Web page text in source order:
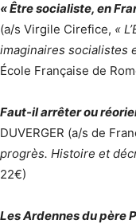
« Être socialiste, en
(a/s Virgile Cirefice, «
imaginaires socialistes
École Française de
Faut-il arrêter ou
DUVERGER (a/s de
progrès. Histoire et
22€)
Les Ardennes du père